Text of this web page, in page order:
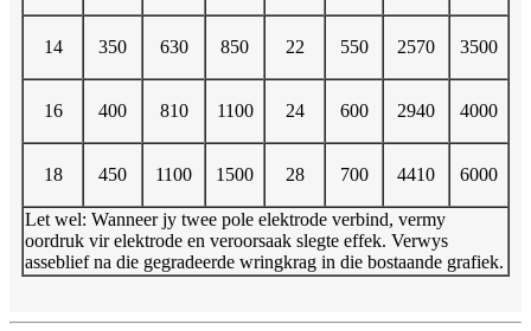
14 350 630 850 22 550 2570 3500
16 400 810 1100 24 600 2940 4000
18 450 1100 1500 28 700 4410 6000
Let wel: Wanneer jy twee pole elektrode verbind, vermy
oordruk vir elektrode en veroorsaak slegte effek. Verwys
asseblief na die gegradeerde wringkrag in die bostaande grafiek.